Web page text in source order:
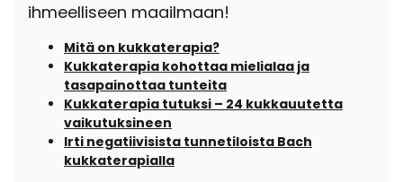
ihmeelliseen maailmaan!
Mitä on kukkaterapia?
Kukkaterapia kohottaa mielialaa ja
tasapainottaa tunteita
Kukkaterapia tutuksi – 24 kukkauutetta
vaikutuksineen
Irti negatiivisista tunnetiloista Bach
kukkaterapialla